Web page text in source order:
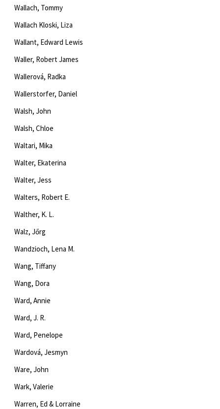
Wallach, Tommy
Wallach Kloski, Liza
Wallant, Edward Lewis
Waller, Robert James
Wallerová, Radka
Wallerstorfer, Daniel
Walsh, John
Walsh, Chloe
Waltari, Mika
Walter, Ekaterina
Walter, Jess
Walters, Robert E.
Walther, K. L.
Walz, Jőrg
Wandzioch, Lena M.
Wang, Tiffany
Wang, Dora
Ward, Annie
Ward, J. R.
Ward, Penelope
Wardová, Jesmyn
Ware, John
Wark, Valerie
Warren, Ed & Lorraine